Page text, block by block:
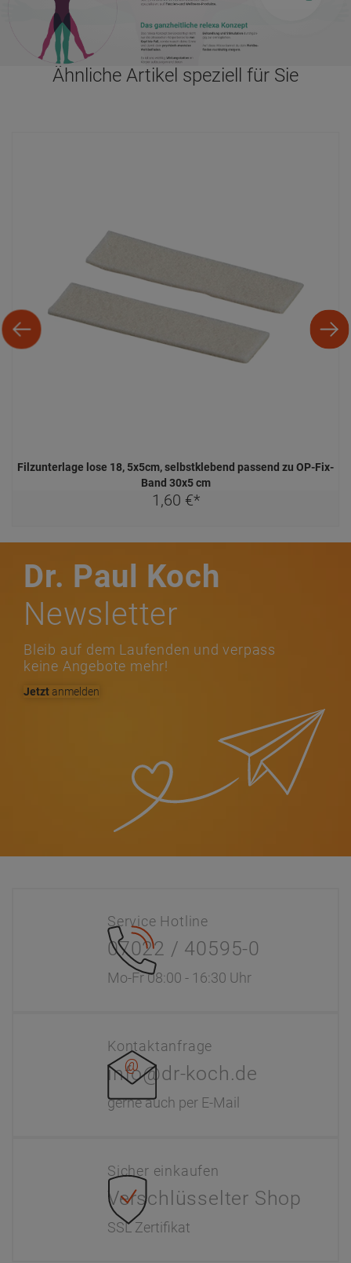
Ähnliche Artikel speziell für Sie
Filzunterlage lose 18, 5x5cm, selbstklebend passend zu OP-Fix-
Band 30x5 cm
1,60 €*
Dr. Paul Koch
Newsletter
Bleib auf dem Laufenden und verpass
keine Angebote mehr!
Jetztanmelden
Service Hotline
07022 / 40595-0
Mo-Fr 08:00 - 16:30 Uhr
Kontaktanfrage
info@dr-koch.de
gerne auch per E-Mail
Sicher einkaufen
Verschlüsselter Shop
SSL Zertifikat